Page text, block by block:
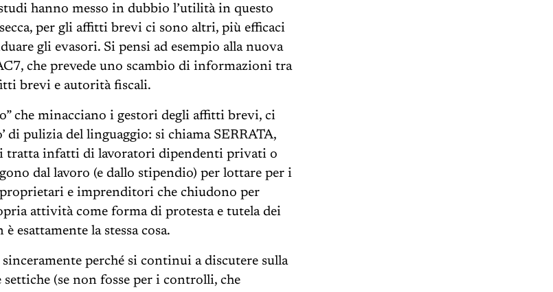
hanno messo in dubbio l’utilità in questo
secca, per gli affitti brevi ci sono altri, più efficaci
gli evasori. Si pensi ad esempio alla nuova
che prevede uno scambio di informazioni tra
brevi e autorità fiscali.
che minacciano i gestori degli affitti brevi, ci
di pulizia del linguaggio: si chiama SERRATA,
tratta infatti di lavoratori dipendenti privati o
dal lavoro (e dallo stipendio) per lottare per i
e imprenditori che chiudono per
attività come forma di protesta e tutela dei
esattamente la stessa cosa.
perché si continui a discutere sulla
settiche (se non fosse per i controlli, che